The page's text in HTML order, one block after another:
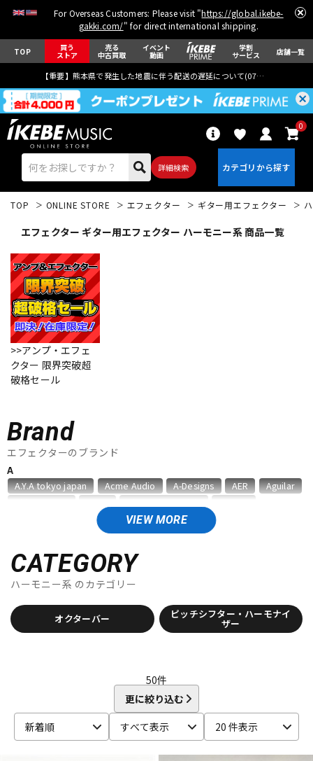
For Overseas Customers: Please visit "https://global.ikebe-
gakki.com/" for direct international shipping.
TOP 買う
ストア
売る
中古買取
イベント
動画
学割
サービス 店舗一覧
【重要】熊本県で発生した地震に伴う配送の遅延について(07月29日
詳細検索
0
エレキギター
ベース
ドラム
キーボード
管楽器 その他楽器
エフェクター
DJ機器
DTM オンライン納品 レコーディング機器
配信/ライブ機器
中古 ヴィンテージ
TOP ONLINE STORE エフェクター ギター用エフェクター
エフェクター ギター用エフェクター ハーモニー系 商品一覧
>>アンプ・エフェ
クター 限界突破超
破格セール
Brand
エフェクターのブランド
VIEW MORE
A
A.Y.A tokyo japan Acme Audio A-Designs AER
Aguilar
Analog Alien ANALOG.MAN
Ant Craft API ARMOR
Ashdown
audio-technica
B
BANZAI Bassics BECOS
Benson Amps
Beyond Big Joe Birdland
BJFE
Blackberry JAM
Blackstar Bogner
BONDI EFFECTS
CAT’S Factory
Chase Bliss Audio Chocolate Electronics
Conisis
COPILOT FX
CopperSound Pedals
Cornerstone
Crazy Tube Circuits
CULT
CATEGORY
ハーモニー系 のカテゴリー
オクターバー ピッチシフター・ハーモナイ
ザー
50件
更に絞り込む
新着順
すべて表示 20 件表示